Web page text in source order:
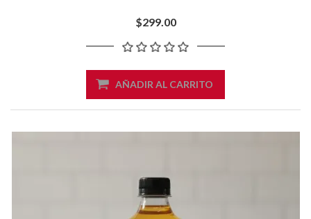
$299.00
AÑADIR AL CARRITO